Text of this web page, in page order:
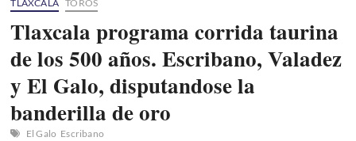
TLAXCALA TOROS
Tlaxcala programa corrida taurina
de los 500 años. Escribano, Valadez
y El Galo, disputandose la
banderilla de oro
El Galo Escribano